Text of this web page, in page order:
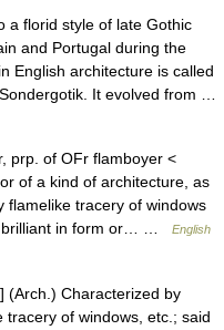
florid style of late Gothic
and Portugal during the
English architecture is called
It evolved from …
prp. of OFr flamboyer <
of a kind of architecture, as
flamelike tracery of windows
brilliant in form or… …
English
Characterized by
of windows, etc.; said